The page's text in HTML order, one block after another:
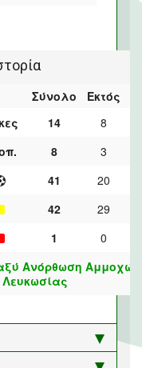
Σύνολο Εκτός
14
8
8
3
41 20
42 29
1
0
Ανόρθωση